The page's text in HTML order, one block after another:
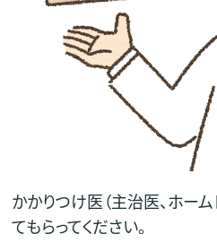
かかりつけ医（主治医、ホー
てもらってください。